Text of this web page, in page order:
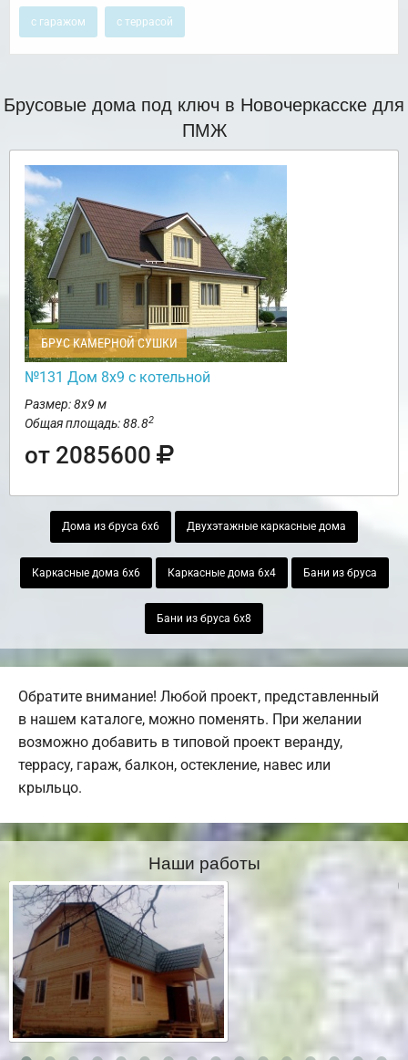
с гаражом с террасой
Брусовые дома под ключ в Новочеркасске для
ПМЖ
БРУС КАМЕРНОЙ СУШКИ
№131 Дом 8х9 с котельной
Размер: 8х9 м
Общая площадь: 88.82
от 2085600
Дома из бруса 6х6 Двухэтажные каркасные дома
Каркасные дома 6х6 Каркасные дома 6х4 Бани из бруса
Бани из бруса 6х8
Обратите внимание! Любой проект, представленный
в нашем каталоге, можно поменять. При желании
возможно добавить в типовой проект веранду,
террасу, гараж, балкон, остекление, навес или
крыльцо.
Наши работы